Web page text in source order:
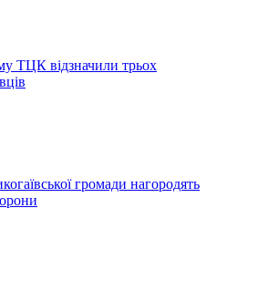
ТЦК відзначили трьох
громади нагородять